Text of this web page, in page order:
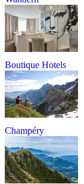
Boutique Hotels
Champéry